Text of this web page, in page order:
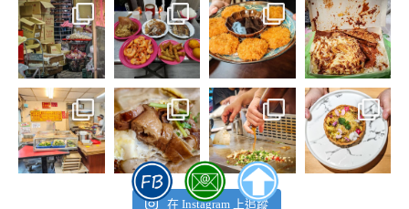
在 Instagram 上追蹤